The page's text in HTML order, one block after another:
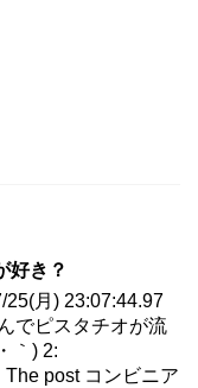
好き？
25(月) 23:07:44.97
でピスタチオが流
｀) 2:
post コンビニア